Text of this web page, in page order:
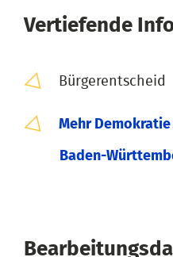
Vertiefende
Bürgerentscheid
Mehr Demokratie
Baden-